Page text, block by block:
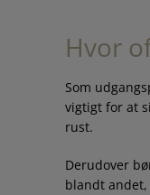
Hvor
Som
vigtigt for at
rust.
Derudover
blandt